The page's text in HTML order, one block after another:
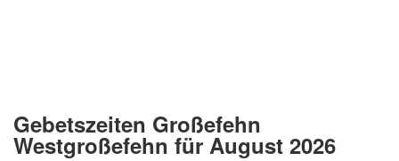
Gebetszeiten Großefehn
Westgroßefehn für August 2026